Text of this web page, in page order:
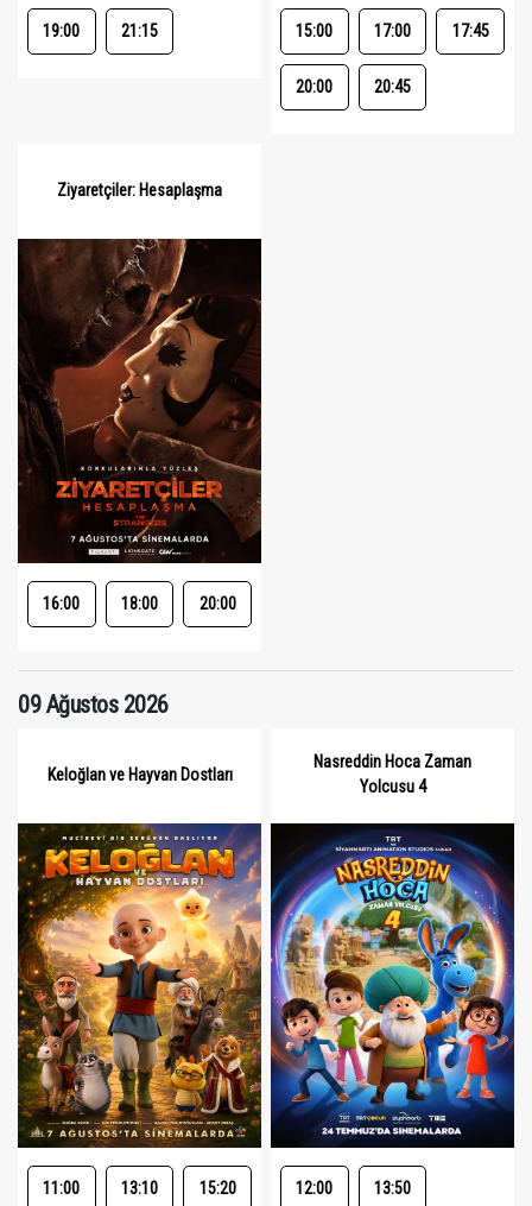
19:00 21:15 15:00 17:00 17:45
20:00 20:45
Ziyaretçiler: Hesaplaşma
16:00 18:00 20:00
09 Ağustos 2026
Keloğlan ve Hayvan Dostları
11:00 13:10 15:20
Nasreddin Hoca Zaman
Yolcusu 4
12:00 13:50